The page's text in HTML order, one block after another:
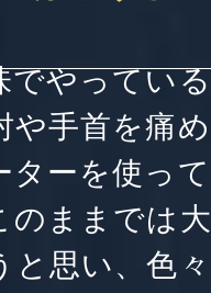
でやってい
や手首を痛
ターを使っ
のままでは
と思い、色